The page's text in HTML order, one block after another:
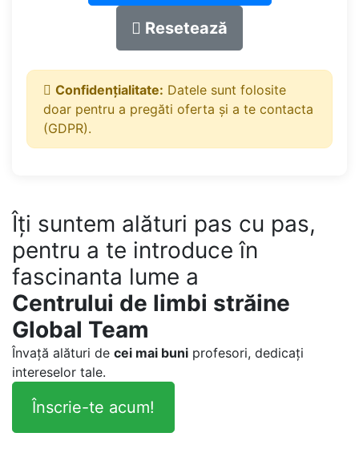
Resetează
Confidențialitate: Datele sunt folosite
doar pentru a pregăti oferta și a te contacta
(GDPR).
Îți suntem alături pas cu pas,
pentru a te introduce în
fascinanta lume a
Centrului de limbi străine
Global Team
Învață alături de cei mai buni profesori, dedicați
intereselor tale.
Înscrie-te acum!